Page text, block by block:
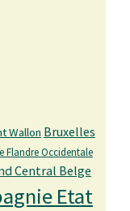
Wallon Bruxelles
Flandre Occidentale
Central Belge
Etat